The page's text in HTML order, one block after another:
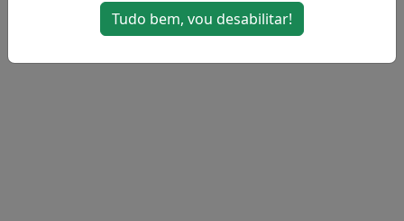
Tudo bem, vou desabilitar!